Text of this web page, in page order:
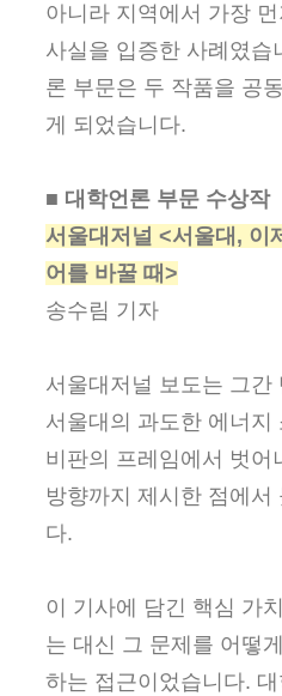
아니라 지역에서 가장
사실을 입증한 사례였습
론 부문은 두 작품을 공
게 되었습니다.
■ 대학언론 부문 수상작
서울대저널 <서울대, 이
어를 바꿀 때>
송수림 기자
서울대저널 보도는 그간
서울대의 과도한 에너지
비판의 프레임에서 벗어
방향까지 제시한 점에서
다.
이 기사에 담긴 핵심 가
는 대신 그 문제를 어떻
하는 접근이었습니다.